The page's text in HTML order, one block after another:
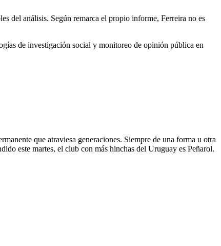
del análisis. Según remarca el propio informe, Ferreira no es
de investigación social y monitoreo de opinión pública en
que atraviesa generaciones. Siempre de una forma u otra
este martes, el club con más hinchas del Uruguay es Peñarol.